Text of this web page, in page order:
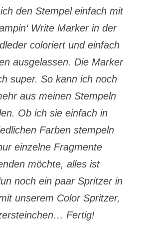
den Stempel einfach mit
Write Marker in der
coloriert und einfach
ausgelassen. Die Marker
super. So kann ich noch
aus meinen Stempeln
Ob ich sie einfach in
Farben stempeln
einzelne Fragmente
möchte, alles ist
noch ein paar Spritzer in
unserem Color Spritzer,
Fertig!